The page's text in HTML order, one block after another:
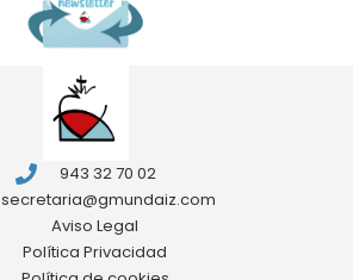
943 32 70 02
secretaria@gmundaiz.com
Aviso Legal
Política Privacidad